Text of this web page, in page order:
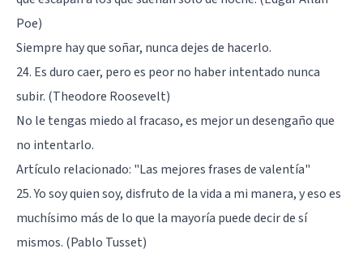
Poe)
Siempre hay que soñar, nunca dejes de hacerlo.
24. Es duro caer, pero es peor no haber intentado nunca
subir. (Theodore Roosevelt)
No le tengas miedo al fracaso, es mejor un desengaño que
no intentarlo.
Artículo relacionado: "Las mejores frases de valentía"
25. Yo soy quien soy, disfruto de la vida a mi manera, y eso es
muchísimo más de lo que la mayoría puede decir de sí
mismos. (Pablo Tusset)